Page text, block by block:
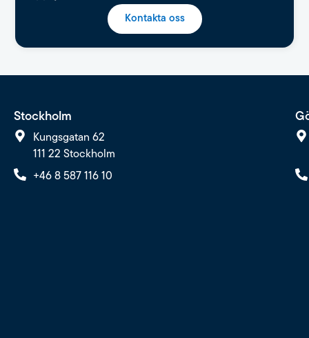
Kontakta oss
Stockholm
Kungsgatan 62
111 22 Stockholm
+46 8 587 116 10